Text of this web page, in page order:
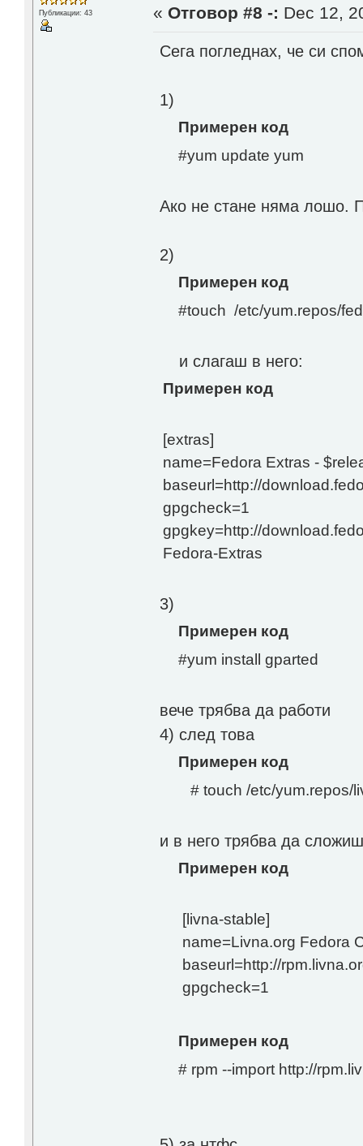
Публикации: 43 « Отговор #8 -: Dec 12,
Сега погледнах, че си
1)
Примерен код
#yum update yum
Ако не стане няма лошо.
2)
Примерен код
#touch /etc/yum.repos/
и слагаш в него:
Примерен код
[extras]
name=Fedora Extras -
baseurl=http://
gpgcheck=1
gpgkey=http://
Fedora-Extras
3)
Примерен код
#yum install gparted
вече трябва да работи
4) след това
Примерен код
# touch /etc/yum.repos/
и в него трябва да
Примерен код
[livna-stable]
name=Livna.org Fedora
baseurl=http://
gpgcheck=1
Примерен код
# rpm --import http://